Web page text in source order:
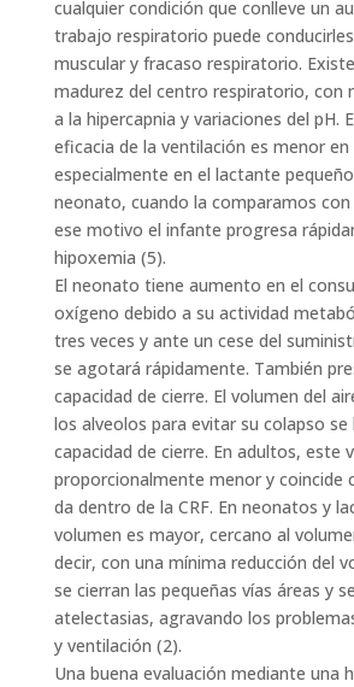
cualquier condición que conlleve un
trabajo respiratorio puede
muscular y fracaso respiratorio.
madurez del centro respiratorio, con
a la hipercapnia y variaciones del pH.
eficacia de la ventilación es menor en
especialmente en el lactante
neonato, cuando la comparamos
ese motivo el infante progresa
hipoxemia (5).
El neonato tiene aumento en el
oxígeno debido a su actividad
tres veces y ante un cese del
se agotará rápidamente. También
capacidad de cierre. El volumen del
los alveolos para evitar su colapso
capacidad de cierre. En adultos, este
proporcionalmente menor y coincide
da dentro de la CRF. En neonatos y
volumen es mayor, cercano al
decir, con una mínima reducción del
se cierran las pequeñas vías áreas y
atelectasias, agravando los
y ventilación (2).
Una buena evaluación mediante una